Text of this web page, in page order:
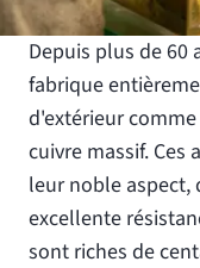
Depuis plus de
fabrique
d'extérieur
cuivre massif.
leur noble aspect,
excellente
sont riches de